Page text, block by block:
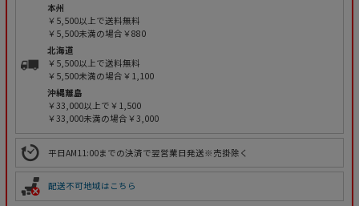
本州
￥5,500以上で送料無料
￥5,500未満の場合￥880
北海道
￥5,500以上で送料無料
￥5,500未満の場合￥1,100
沖縄離島
￥33,000以上で￥1,500
￥33,000未満の場合￥3,000
平日AM11:00までの決済で翌営業日発送※売掛除く
配送不可地域はこちら